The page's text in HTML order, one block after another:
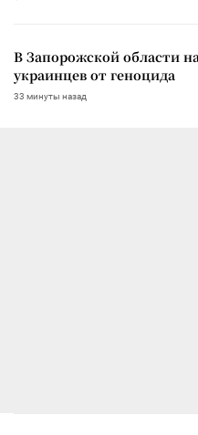
В Запорожской области
украинцев от геноцида
33 минуты назад